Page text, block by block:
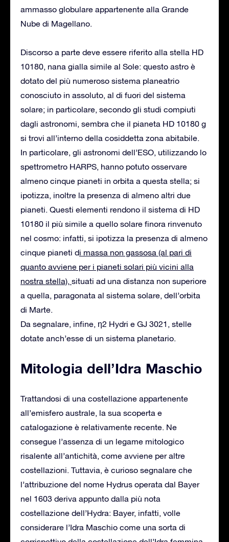
ammasso globulare appartenente alla Grande
Nube di Magellano.
Discorso a parte deve essere riferito alla stella HD
10180, nana gialla simile al Sole: questo astro è
dotato del più numeroso sistema planeatrio
conosciuto in assoluto, al di fuori del sistema
solare; in particolare, secondo gli studi compiuti
dagli astronomi, sembra che il pianeta HD 10180 g
si trovi all’interno della cosiddetta zona abitabile.
In particolare, gli astronomi dell’ESO, utilizzando lo
spettrometro HARPS, hanno potuto osservare
almeno cinque pianeti in orbita a questa stella; si
ipotizza, inoltre la presenza di almeno altri due
pianeti. Questi elementi rendono il sistema di HD
10180 il più simile a quello solare finora rinvenuto
nel cosmo: infatti, si ipotizza la presenza di almeno
cinque pianeti di massa non gassosa (al pari di
quanto avviene per i pianeti solari più vicini alla
nostra stella), situati ad una distanza non superiore
a quella, paragonata al sistema solare, dell’orbita
di Marte.
Da segnalare, infine, η2 Hydri e GJ 3021, stelle
dotate anch’esse di un sistema planetario.
Mitologia dell’Idra Maschio
Trattandosi di una costellazione appartenente
all’emisfero australe, la sua scoperta e
catalogazione è relativamente recente. Ne
consegue l’assenza di un legame mitologico
risalente all’antichità, come avviene per altre
costellazioni. Tuttavia, è curioso segnalare che
l’attribuzione del nome Hydrus operata dal Bayer
nel 1603 deriva appunto dalla più nota
costellazione dell’Hydra: Bayer, infatti, volle
considerare l’Idra Maschio come una sorta di